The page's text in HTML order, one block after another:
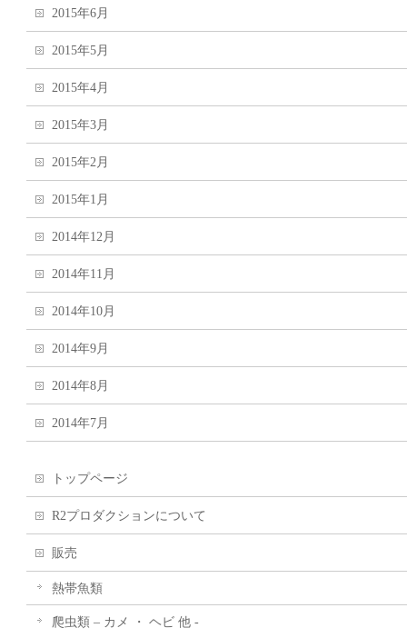
2015年6月
2015年5月
2015年4月
2015年3月
2015年2月
2015年1月
2014年12月
2014年11月
2014年10月
2014年9月
2014年8月
2014年7月
トップページ
R2プロダクションについて
販売
熱帯魚類
爬虫類 – カメ ・ ヘビ 他 -